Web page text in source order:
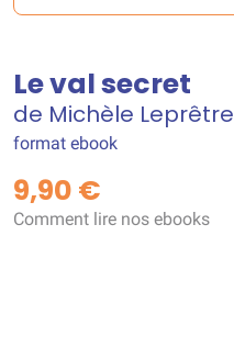
Le val secret
de Michèle Leprêtre
format ebook
9,90 €
Comment lire nos ebooks